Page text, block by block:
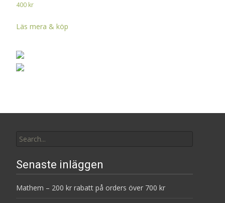
400 kr
Läs mera & köp
for:
Senaste inläggen
Mathem – 200 kr rabatt på orders över 700 kr